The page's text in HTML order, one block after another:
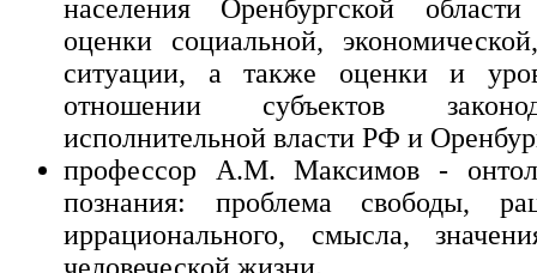
населения Оренбургской
оценки социальной,
ситуации, а также оценки и
отношении субъектов
исполнительной власти РФ и
профессор А.М. Максимов -
познания: проблема свободы,
иррационального, смысла,